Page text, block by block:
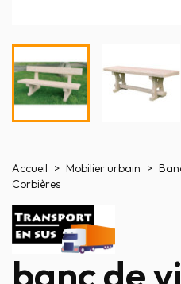
Accueil Mobilier urbain
Corbières